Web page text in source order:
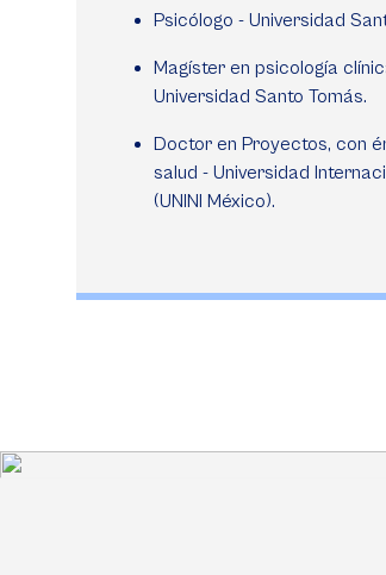
Psicólogo - Universidad
Magíster en psicología
Universidad Santo Tomás.
Doctor en Proyectos, con
salud - Universidad
(UNINI México).